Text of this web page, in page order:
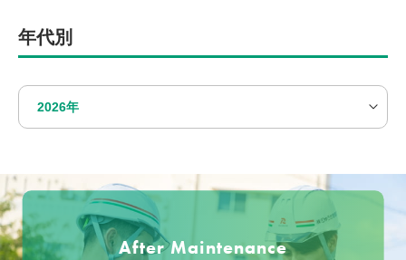
年代別
2026年
After Maintenance